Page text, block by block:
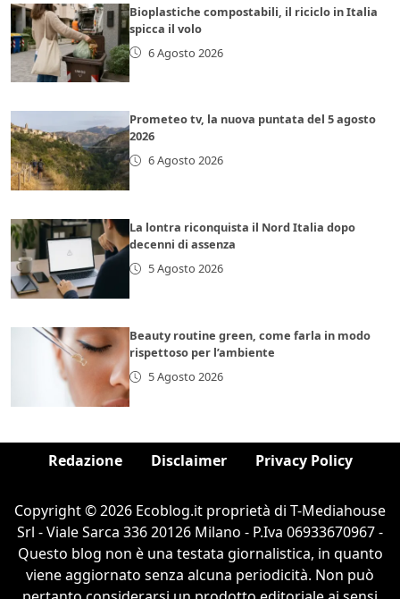
Bioplastiche compostabili, il riciclo in Italia
spicca il volo
6 Agosto 2026
Prometeo tv, la nuova puntata del 5 agosto
2026
6 Agosto 2026
La lontra riconquista il Nord Italia dopo
decenni di assenza
5 Agosto 2026
Beauty routine green, come farla in modo
rispettoso per l’ambiente
5 Agosto 2026
Redazione Disclaimer Privacy Policy
Copyright © 2026 Ecoblog.it proprietà di T-Mediahouse
Srl - Viale Sarca 336 20126 Milano - P.Iva 06933670967 -
Questo blog non è una testata giornalistica, in quanto
viene aggiornato senza alcuna periodicità. Non può